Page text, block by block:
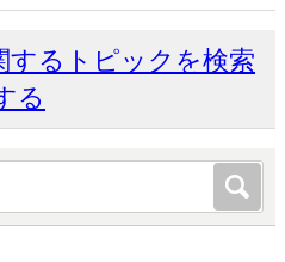
するトピックを検索
る